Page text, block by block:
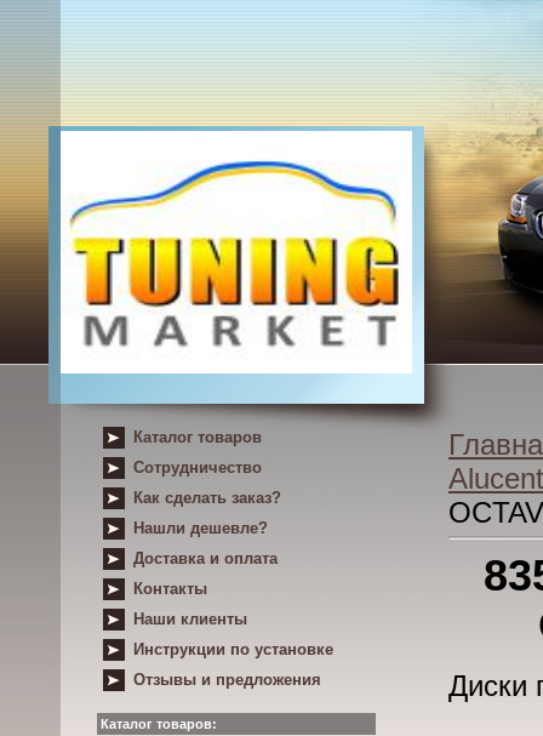
Каталог товаров
Сотрудничество
Как сделать заказ?
Нашли дешевле?
Доставка и оплата
Контакты
Наши клиенты
Инструкции по установке
Отзывы и предложения
Каталог товаров:
Диски